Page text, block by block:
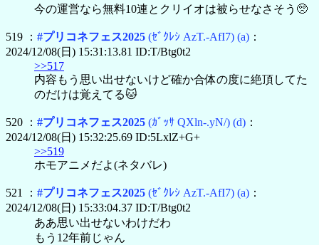
今の運営なら無料10連とクリイオは被らせなさそう🥺
519 ： #プリコネフェス2025 (ｾﾞｸﾚｼ AzT.-AfI7) (a) ：
2024/12/08(日) 15:31:13.81 ID:T/Btg0t2
>>517
内容もう思い出せないけど確か合体の度に絶頂してた
のだけは覚えてる🐱
520 ： #プリコネフェス2025 (ｶﾞｯｻ QXln-.yN/) (d) ：
2024/12/08(日) 15:32:25.69 ID:5LxlZ+G+
>>519
ホモアニメだよ(ネタバレ)
521 ： #プリコネフェス2025 (ｾﾞｸﾚｼ AzT.-AfI7) (a) ：
2024/12/08(日) 15:33:04.37 ID:T/Btg0t2
ああ思い出せないわけだわ
もう12年前じゃん